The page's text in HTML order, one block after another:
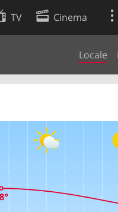
TV Cinema
Locale